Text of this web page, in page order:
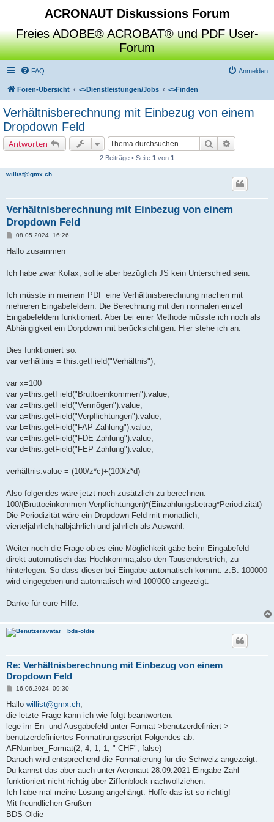
ACRONAUT Diskussions Forum
Freies ADOBE® ACROBAT® und PDF User-
Forum
FAQ Anmelden
Foren-Übersicht <>Dienstleistungen/Jobs <>Finden
Verhältnisberechnung mit Einbezug von einem
Dropdown Feld
Antworten Suche
2 Beiträge • Seite 1 von 1
willist@gmx.ch
Verhältnisberechnung mit Einbezug von einem
Dropdown Feld
B
i
a
08.05.2024, 16:26
Hallo zusammen
Ich habe zwar Kofax, sollte aber bezüglich JS kein Unterschied sein.
Ich müsste in meinem PDF eine Verhältnisberechnung machen mit
mehreren Eingabefeldern. Die Berechnung mit den normalen einzel
Eingabefeldern funktioniert. Aber bei einer Methode müsste ich noch als
Abhängigkeit ein Dorpdown mit berücksichtigen. Hier stehe ich an.
Dies funktioniert so.
var verhältnis = this.getField("Verhältnis");
var x=100
var y=this.getField("Bruttoeinkommen").value;
var z=this.getField("Vermögen").value;
var a=this.getField("Verpflichtungen").value;
var b=this.getField("FAP Zahlung").value;
var c=this.getField("FDE Zahlung").value;
var d=this.getField("FEP Zahlung").value;
verhältnis.value = (100/z*c)+(100/z*d)
Also folgendes wäre jetzt noch zusätzlich zu berechnen.
100/(Bruttoeinkommen-Verpflichtungen)*(Einzahlungsbetrag*Periodizität)
Die Periodizität wäre ein Dropdown Feld mit monatlich,
vierteljährlich,halbjährlich und jährlich als Auswahl.
Weiter noch die Frage ob es eine Möglichkeit gäbe beim Eingabefeld
direkt automatisch das Hochkomma,also den Tausenderstrich, zu
hinterlegen. So dass dieser bei Eingabe automatisch kommt. z.B. 100000
wird eingegeben und automatisch wird 100'000 angezeigt.
Danke für eure Hilfe.
bds-oldie
Re: Verhältnisberechnung mit Einbezug von einem
Dropdown Feld
B
i
r
a
g
16.06.2024, 09:30
Hallo willist@gmx.ch
die letzte Frage kann ich wie folgt beantworten:
lege im En- und Ausgabefeld unter Format->benutzerdefiniert->
benutzerdefiniertes Formatirungsscript Folgendes ab:
AFNumber_Format(2, 4, 1, 1, " CHF", false)
Danach wird entsprechend die Formatierung für die Schweiz angezeigt.
Du kannst das aber auch unter Acronaut 28.09.2021-Eingabe Zahl
funktioniert nicht richtig über Ziffenblock nachvollziehen.
Ich habe mal meine Lösung angehängt. Hoffe das ist so richtig!
Mit freundlichen Grüßen
BDS-Oldie